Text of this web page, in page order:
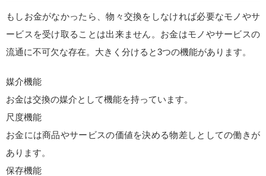
もしお金がなかったら、物々交換をしなければ必要なモノやサ
ービスを受け取ることは出来ません。お金はモノやサービスの
流通に不可欠な存在。大きく分けると3つの機能があります。
媒介機能
お金は交換の媒介として機能を持っています。
尺度機能
お金には商品やサービスの価値を決める物差しとしての働きが
あります。
保存機能